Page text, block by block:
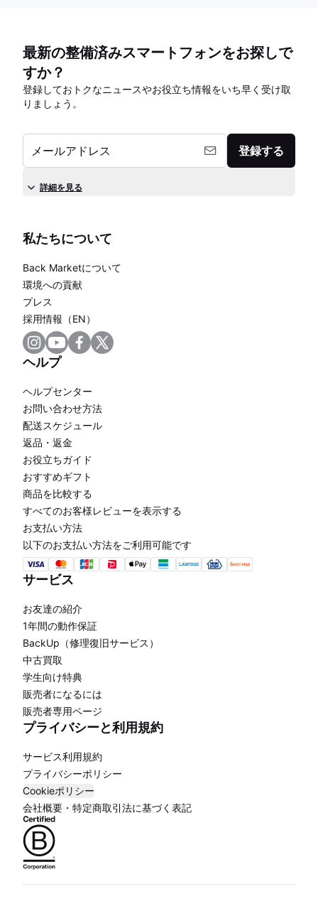
最新の整備済みスマートフォンをお探しで
すか？
登録しておトクなニュースやお役立ち情報をいち早く受け取
りましょう。
メールアドレス 登録する
詳細を見る
私たちについて
Back Marketについて
環境への貢献
プレス
採用情報（EN）
ヘルプ
ヘルプセンター
お問い合わせ方法
配送スケジュール
返品・返金
お役立ちガイド
おすすめギフト
商品を比較する
すべてのお客様レビューを表示する
お支払い方法
以下のお支払い方法をご利用可能です
サービス
お友達の紹介
1年間の動作保証
BackUp（修理復旧サービス）
中古買取
学生向け特典
販売者になるには
販売者専用ページ
プライバシーと利用規約
サービス利用規約
プライバシーポリシー
Cookieポリシー
会社概要・特定商取引法に基づく表記